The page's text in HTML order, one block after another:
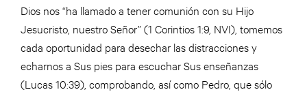
Dios nos “ha llamado a tener comunión con su Hijo
Jesucristo, nuestro Señor” (1 Corintios 1:9, NVI), tomemos
cada oportunidad para desechar las distracciones y
echarnos a Sus pies para escuchar Sus enseñanzas
(Lucas 10:39), comprobando, así como Pedro, que sólo